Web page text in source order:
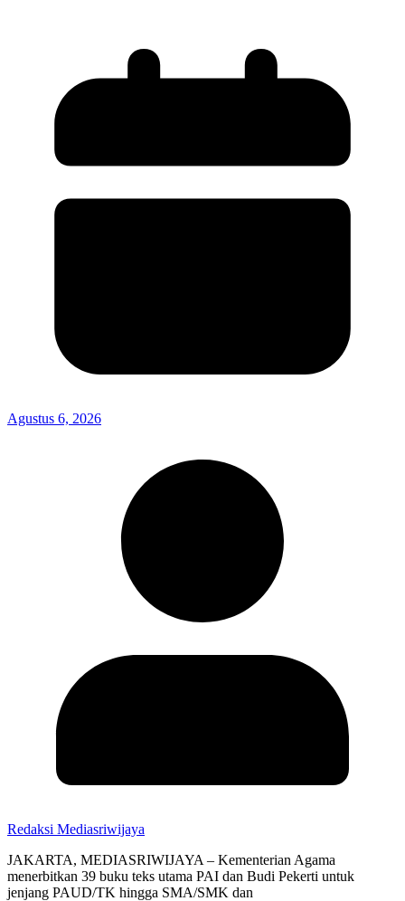
Agustus 6, 2026
Redaksi Mediasriwijaya
JAKARTA, MEDIASRIWIJAYA – Kementerian Agama
menerbitkan 39 buku teks utama PAI dan Budi Pekerti untuk
jenjang PAUD/TK hingga SMA/SMK dan